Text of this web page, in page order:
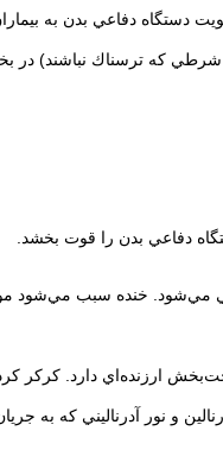
دستگاه دفاعي بدن به
شرطي كه ترسناك نباشند)
دفاعي بدن را قوت بخشد.
خنده سبب مي‌شود
ارزنده‌اي دارد. كركر
و نور آدرناليني كه به